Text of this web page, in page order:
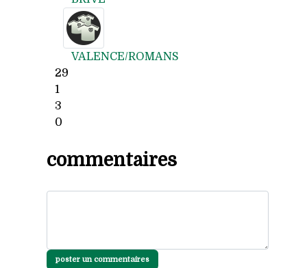
VALENCE/ROMANS
29
1
3
0
commentaires
poster un commentaires